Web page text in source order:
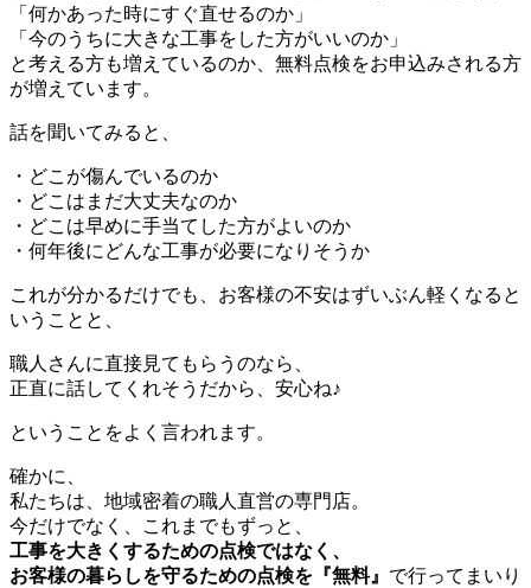
「何かあった時にすぐ直せるのか」
「今のうちに大きな工事をした方がいいのか」
と考える方も増えているのか、無料点検をお申込みされる方
が増えています。
話を聞いてみると、
・どこが傷んでいるのか
・どこはまだ大丈夫なのか
・どこは早めに手当てした方がよいのか
・何年後にどんな工事が必要になりそうか
これが分かるだけでも、お客様の不安はずいぶん軽くなると
いうことと、
職人さんに直接見てもらうのなら、
正直に話してくれそうだから、安心ね♪
ということをよく言われます。
確かに、
私たちは、地域密着の職人直営の専門店。
今だけでなく、これまでもずっと、
工事を大きくするための点検ではなく、
お客様の暮らしを守るための点検を『無料』 で行ってまいり